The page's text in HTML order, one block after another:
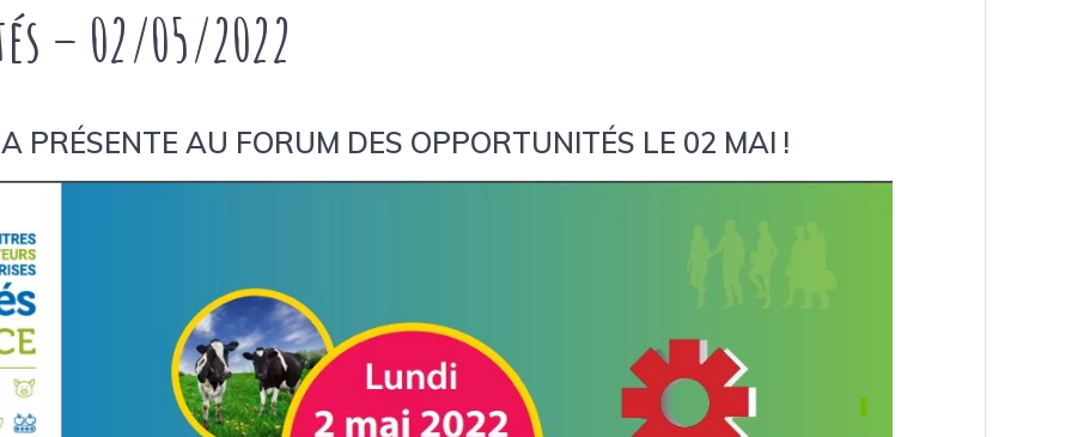
– 02/05/2022
PRÉSENTE AU FORUM DES OPPORTUNITÉS LE 02 MAI !